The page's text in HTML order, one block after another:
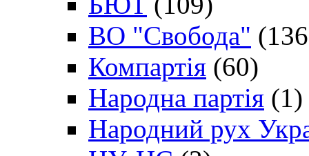
ВО "Свобода"
Компартія (60)
Народна партія (1)
Народний рух